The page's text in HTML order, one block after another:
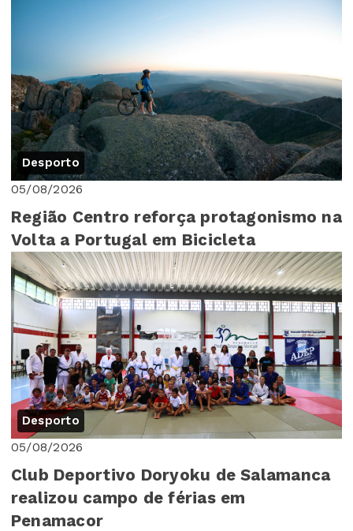
Desporto
05/08/2026
Região Centro reforça protagonismo na
Volta a Portugal em Bicicleta
Desporto
05/08/2026
Club Deportivo Doryoku de Salamanca
realizou campo de férias em
Penamacor